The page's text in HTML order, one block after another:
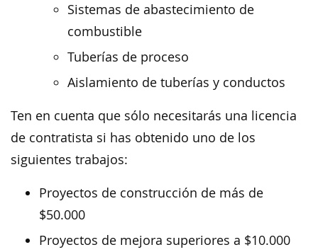
Sistemas de abastecimiento de
combustible
Tuberías de proceso
Aislamiento de tuberías y conductos
Ten en cuenta que sólo necesitarás una licencia
de contratista si has obtenido uno de los
siguientes trabajos:
Proyectos de construcción de más de
$50.000
Proyectos de mejora superiores a $10.000